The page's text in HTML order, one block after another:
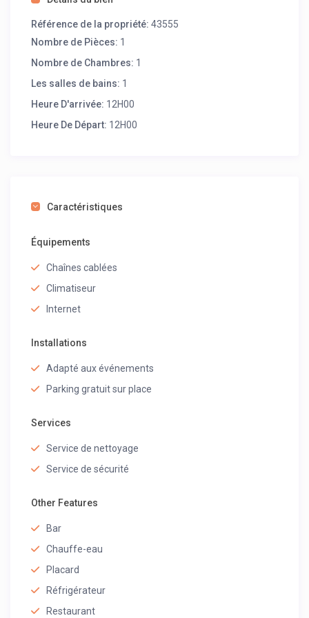
l’hospitalité authentique qui font de nous l’adresse de
choix à San-Pedro.
Référence de la propriété: 43555
Nombre de Pièces: 1
Nombre de Chambres: 1
Les salles de bains: 1
Heure D'arrivée: 12H00
Heure De Départ: 12H00
Caractéristiques
Équipements
Chaînes cablées
Climatiseur
Internet
Installations
Adapté aux événements
Parking gratuit sur place
Services
Service de nettoyage
Service de sécurité
Other Features
Bar
Chauffe-eau
Placard
Réfrigérateur
Restaurant